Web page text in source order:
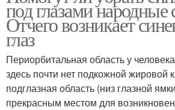
под глазами народные
Отчего возникает
глаз
Периорбитальная область у
здесь почти нет подкожной жировой
подглазная область (низ глазной
прекрасным местом для